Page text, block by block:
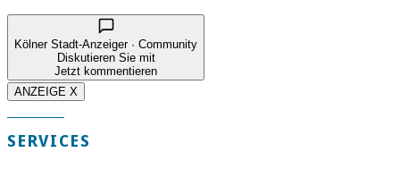
Kölner Stadt-Anzeiger · Community
Diskutieren Sie mit
Jetzt kommentieren
ANZEIGE X
SERVICES